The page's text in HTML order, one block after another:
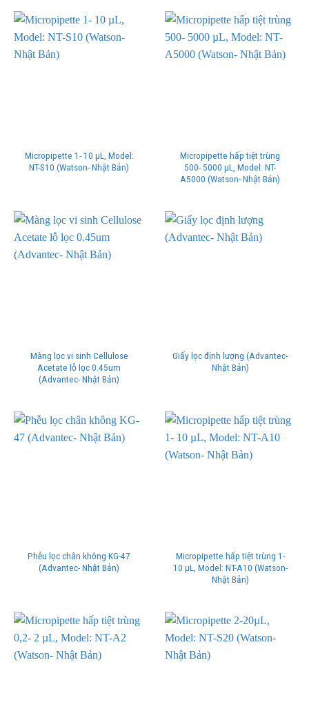
Micropipette 1- 10 µL, Model:
NT-S10 (Watson- Nhật Bản)
Micropipette hấp tiệt trùng
500- 5000 µL, Model: NT-
A5000 (Watson- Nhật Bản)
Màng lọc vi sinh Cellulose
Acetate lỗ lọc 0.45um
(Advantec- Nhật Bản)
Giấy lọc định lượng (Advantec-
Nhật Bản)
Phễu lọc chân không KG-47
(Advantec- Nhật Bản)
Micropipette hấp tiệt trùng 1-
10 µL, Model: NT-A10 (Watson-
Nhật Bản)